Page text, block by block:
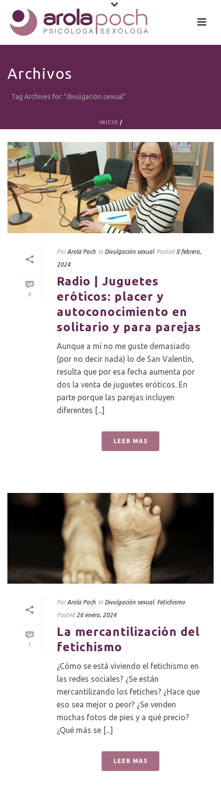
Archivos
Tag Archives for: "divulgación sexual"
INICIO /
0
Por Arola Poch In Divulgación sexual Posted 8 febrero,
2024
Radio | Juguetes
eróticos: placer y
autoconocimiento en
solitario y para parejas
Aunque a mí no me guste demasiado
(por no decir nada) lo de San Valentín,
resulta que por esa fecha aumenta por
dos la venta de juguetes eróticos. En
parte porque las parejas incluyen
diferentes [...]
LEER MAS
1
Por Arola Poch In Divulgación sexual, Fetichismo
Posted 26 enero, 2024
La mercantilización del
fetichismo
¿Cómo se está viviendo el fetichismo en
las redes sociales? ¿Se están
mercantilizando los fetiches? ¿Hace que
eso sea mejor o peor? ¿Se venden
muchas fotos de pies y a qué precio?
¿Qué más se [...]
LEER MAS